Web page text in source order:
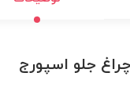
جلو اسپورج